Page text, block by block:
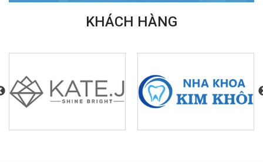
KHÁCH HÀNG